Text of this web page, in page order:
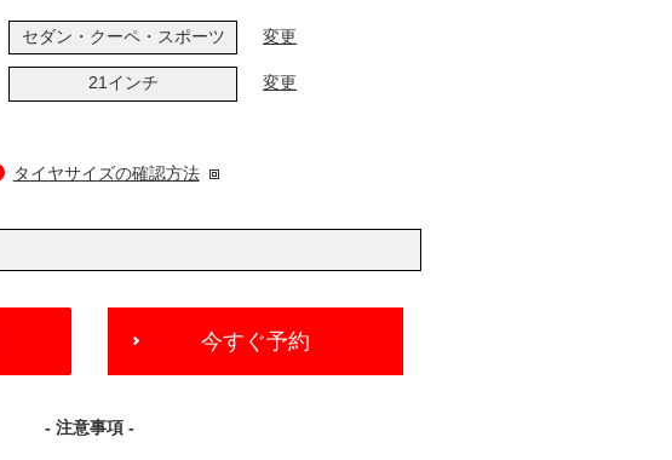
セダン・クーペ・スポーツ 変更
21インチ 変更
タイヤサイズの確認方法
今すぐ予約
- 注意事項 -